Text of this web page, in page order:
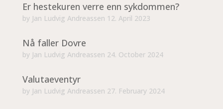
Er hestekuren verre enn sykdommen?
by Jan Ludvig Andreassen 12. April 2023
Nå faller Dovre
by Jan Ludvig Andreassen 24. October 2024
Valutaeventyr
by Jan Ludvig Andreassen 27. February 2024